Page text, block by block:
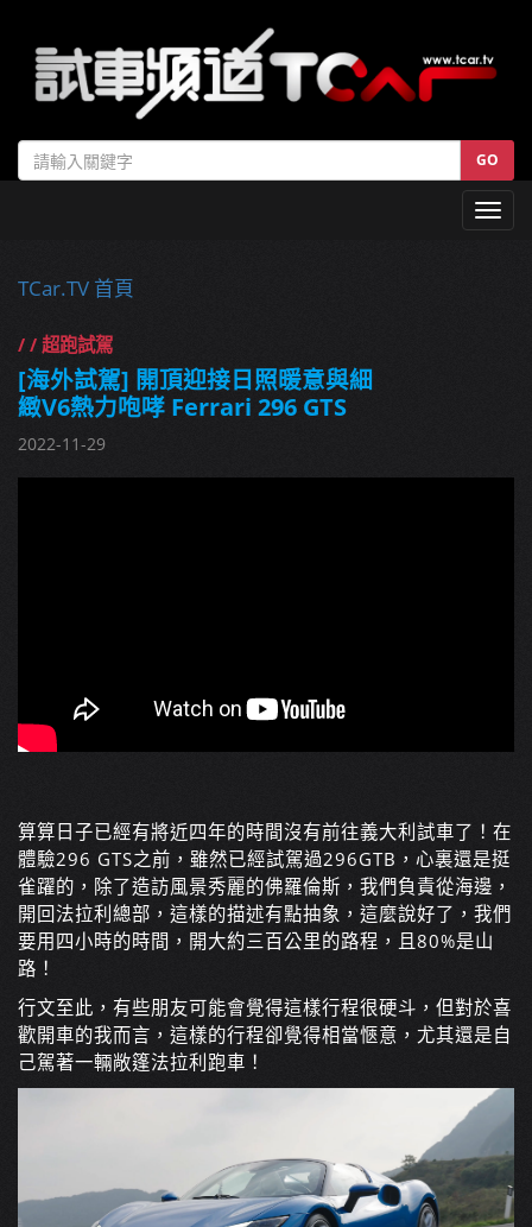
GO
TCar.TV 首頁
/ / 超跑試駕
[海外試駕] 開頂迎接日照暖意與細
緻V6熱力咆哮 Ferrari 296 GTS
2022-11-29
算算日子已經有將近四年的時間沒有前往義大利試車了！在
體驗296 GTS之前，雖然已經試駕過296GTB，心裏還是挺
雀躍的，除了造訪風景秀麗的佛羅倫斯，我們負責從海邊，
開回法拉利總部，這樣的描述有點抽象，這麼說好了，我們
要用四小時的時間，開大約三百公里的路程，且80%是山
路！
行文至此，有些朋友可能會覺得這樣行程很硬斗，但對於喜
歡開車的我而言，這樣的行程卻覺得相當愜意，尤其還是自
己駕著一輛敞篷法拉利跑車！